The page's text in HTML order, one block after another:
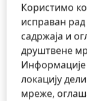
Користимо
исправан
садржаја и
друштвене
Информације
локацију
мреже,